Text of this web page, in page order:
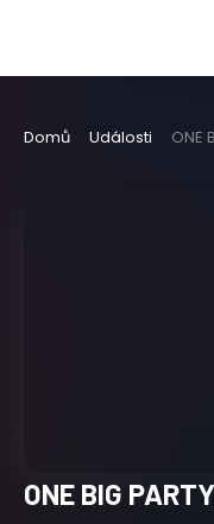
Domů Události ONE
ONE BIG